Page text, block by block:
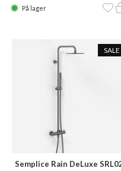
På lager
SALE
Semplice Rain DeLuxe